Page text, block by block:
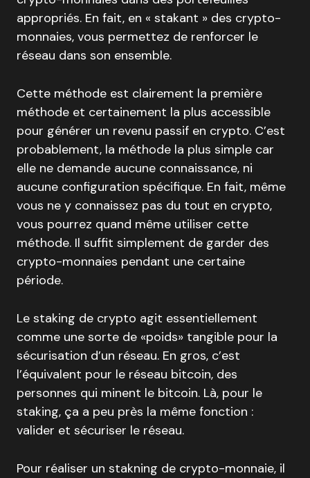
appropriés. En fait, en « stakant » des crypto-
monnaies, vous permettez de renforcer le
réseau dans son ensemble.
Cette méthode est clairement la première
méthode et certainement la plus accessible
pour générer un revenu passif en crypto. C’est
probablement, la méthode la plus simple car
elle ne demande aucune connaissance, ni
aucune configuration spécifique. En fait, même
vous ne y connaissez pas du tout en crypto,
vous pourrez quand même utiliser cette
méthode. Il suffit simplement de garder des
crypto-monnaies pendant une certaine
période.
Le staking de crypto agit essentiellement
comme une sorte de «poids» tangible pour la
sécurisation d’un réseau. En gros, c’est
l’équivalent pour le réseau bitcoin, des
personnes qui minent le bitcoin. Là, pour le
staking, ça a peu près la même fonction :
valider et sécuriser le réseau.
Pour réaliser un stakning de crypto-monnaie, il